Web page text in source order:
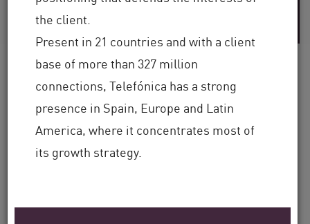
the client.
Present in 21 countries and with a client
base of more than 327 million
connections, Telefónica has a strong
presence in Spain, Europe and Latin
America, where it concentrates most of
its growth strategy.
So schützen
Check Point Kunden ihre
Wir haben es uns zur Aufgabe gemacht,